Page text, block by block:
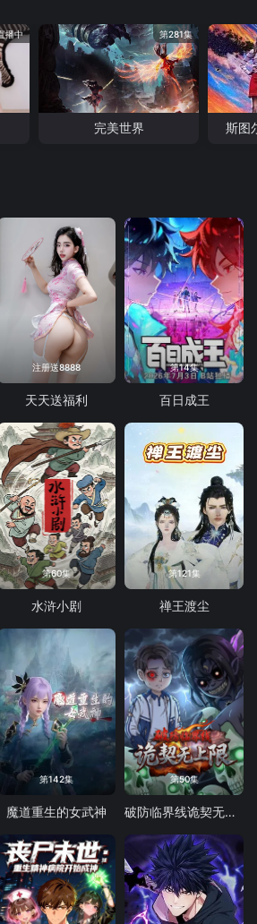
播中 第281集
完美世界 斯图
注册送8888
天天送福利
第14集
百日成王
第60集
水浒小剧
第121集
禅王渡尘
第142集
魔道重生的女武神
第50集
破防临界线诡契无上限